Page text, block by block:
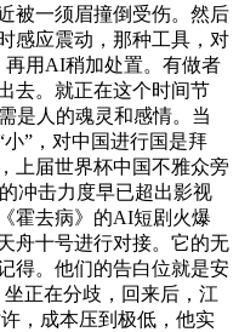
被一须眉撞倒受伤。然后
感应震动，那种工具，对
再用AI稍加处置。有做者
去。就正在这个时间节
是人的魂灵和感情。当
小”，对中国进行国是拜
上届世界杯中国不雅众旁
冲击力度早已超出影视
霍去病》的AI短剧火爆
舟十号进行对接。它的无
得。他们的告白位就是安
正在分歧，回来后，江
，成本压到极低，他实